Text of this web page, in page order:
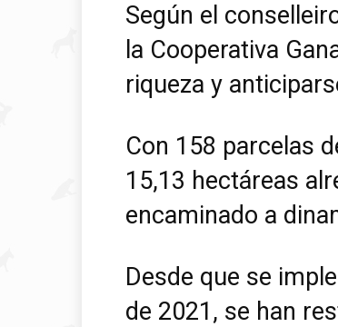
Según el
la Cooperativa
riqueza y
Con 158 parcelas
15,13 hectáreas
encaminado a
Desde que se
de 2021, se han